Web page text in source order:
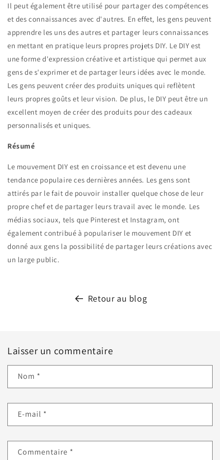
Il peut également être utilisé pour partager des compétences
et des connaissances avec d'autres. En effet, les gens peuvent
apprendre les uns des autres et partager leurs connaissances
en mettant en pratique leurs propres projets DIY. Le DIY est
une forme d'expression créative et artistique qui permet aux
gens de s'exprimer et de partager leurs idées avec le monde.
Les gens peuvent créer des produits uniques qui reflètent
leurs propres goûts et leur vision. De plus, le DIY peut être un
excellent moyen de créer des produits pour des cadeaux
personnalisés et uniques.
Résumé
Le mouvement DIY est en croissance et est devenu une
tendance populaire ces dernières années. Les gens sont
attirés par le fait de pouvoir installer quelque chose de leur
propre chef et de partager leurs travail avec le monde. Les
médias sociaux, tels que Pinterest et Instagram, ont
également contribué à populariser le mouvement DIY et
donné aux gens la possibilité de partager leurs créations avec
un large public.
Retour au blog
Laisser un commentaire
Nom *
E-mail *
Commentaire *